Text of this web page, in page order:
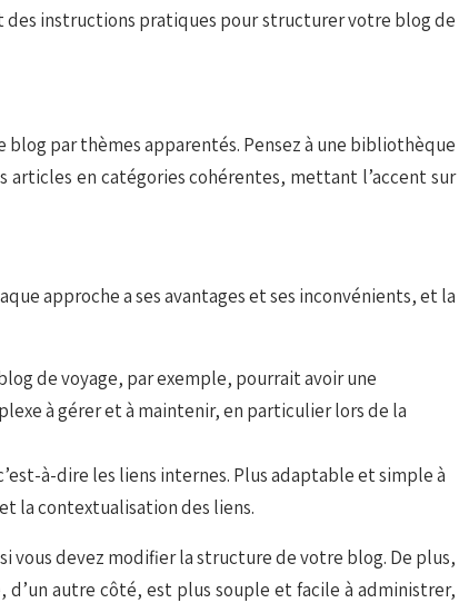
des instructions pratiques pour structurer votre blog de
par thèmes apparentés. Pensez à une bibliothèque
articles en catégories cohérentes, mettant l’accent sur
approche a ses avantages et ses inconvénients, et la
de voyage, par exemple, pourrait avoir une
à gérer et à maintenir, en particulier lors de la
à-dire les liens internes. Plus adaptable et simple à
la contextualisation des liens.
devez modifier la structure de votre blog. De plus,
d’un autre côté, est plus souple et facile à administrer,